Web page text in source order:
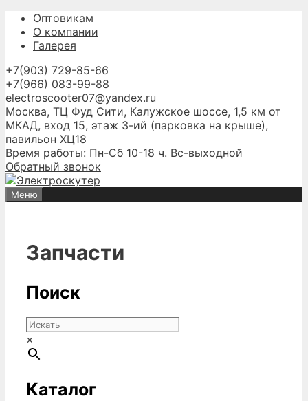
Перейти
содержимому
Оптовикам
О компании
Галерея
+7(903) 729-85-66
+7(966) 083-99-88
electroscooter07@yandex.ru
Москва, ТЦ Фуд Сити, Калужское шоссе, 1,5 км от
МКАД, вход 15, этаж 3-ий (парковка на крыше),
павильон ХЦ18
Время работы: Пн-Сб 10-18 ч. Вс-выходной
Обратный звонок
Меню
Запчасти
Поиск
×
Каталог